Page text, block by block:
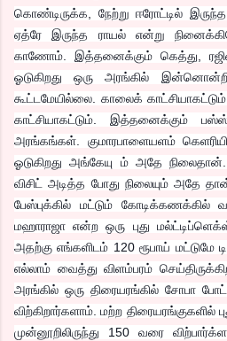
கொண்டிருக்க, நேற்று ஈரோட்டில் இருந்த
ஏத்ரே இருந்த ராயல் என்று
காணோம். இத்தனைக்கும் கெத்து,
ஓடுகிறது ஒரு அரங்கில்
கூட்டமேயில்லை. காலைக்
காட்சியாகட்டும். இத்தனைக்கும்
அரங்கங்கள். குமாரபாளையளம்
ஓடுகிறது அங்கேயு ம் அதே
விசிட் அடித்த போது நிலையும் அதே
பேஸ்புக்கில் மட்டும் கோடிக்கணக்கில்
மஹாராஜா என்ற ஒரு புது
அதற்கு எங்களிடம் 120 ரூபாய் மட்டுமே
எல்லாம் வைத்து விளம்பரம்
அரங்கில் ஒரு திரையரங்கில் சோபா
விற்கிறார்களாம். மற்ற திரையரங்குகளில்
முன்னூறிலிருந்து 150 வரை